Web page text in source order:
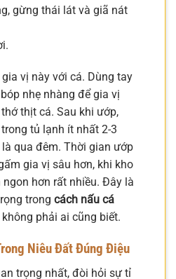
gừng thái lát và giã nát
vị này với cá. Dùng tay
nhẹ nhàng để gia vị
thịt cá. Sau khi ướp,
tủ lạnh ít nhất 2-3
qua đêm. Thời gian ướp
gia vị sâu hơn, khi kho
hơn rất nhiều. Đây là
trong cách nấu cá
phải ai cũng biết.
Niêu Đất Đúng Điệu
trọng nhất, đòi hỏi sự tỉ